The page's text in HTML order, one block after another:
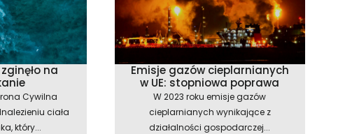
na
Cywilna
ciała
który...
Emisje gazów cieplarnianych
w UE: stopniowa poprawa
W 2023 roku emisje gazów
cieplarnianych wynikające z
działalności gospodarczej...